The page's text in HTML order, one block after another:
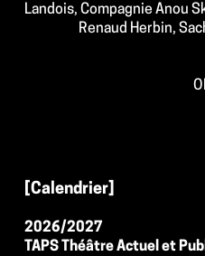
Landois, Compagnie Anou
Renaud Herbin,
[Calendrier]
2026/2027
TAPS Théâtre Actuel et